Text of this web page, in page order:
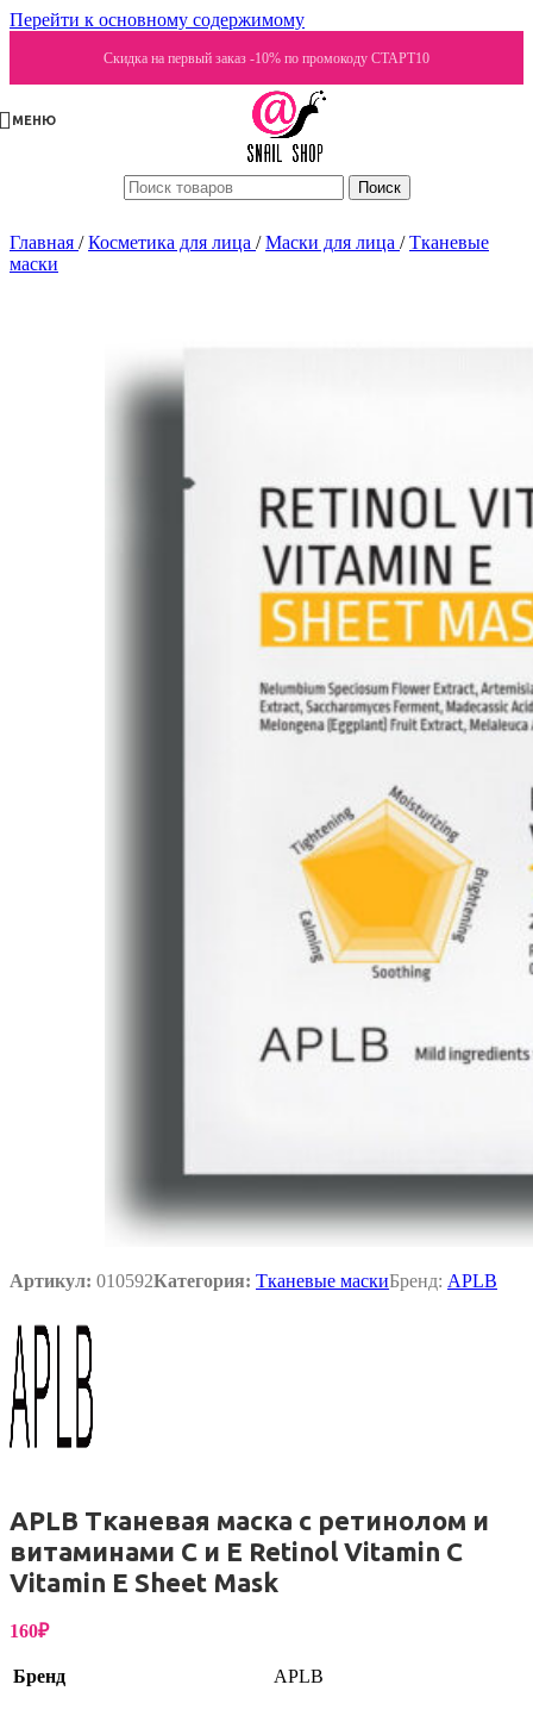
Перейти к основному содержимому
Скидка на первый заказ -10% по промокоду СТАРТ10
МЕНЮ
Поиск
Главная / Косметика для лица / Маски для лица / Тканевые
маски
Артикул: 010592Категория: Тканевые маскиБренд: APLB
APLB Тканевая маска с ретинолом и
витаминами С и Е Retinol Vitamin C
Vitamin E Sheet Mask
160₽
Бренд APLB